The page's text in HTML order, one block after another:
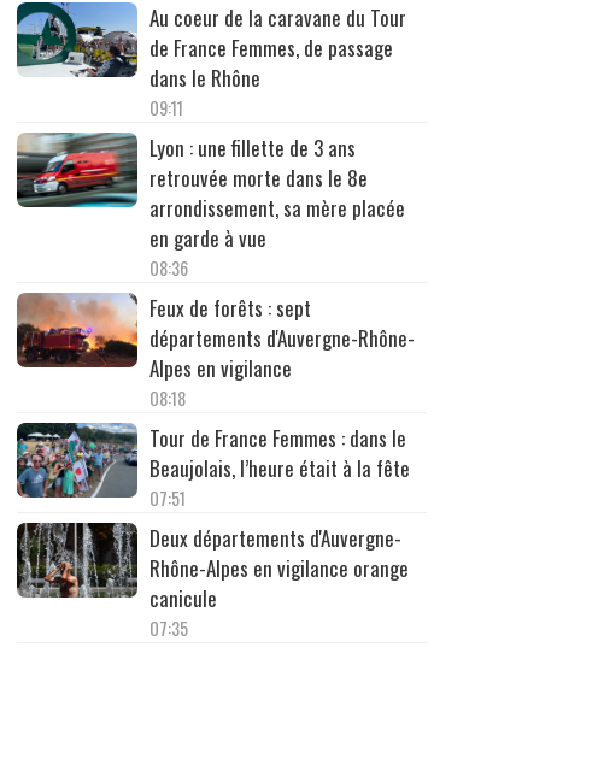
Au coeur de la caravane du Tour
de France Femmes, de passage
dans le Rhône
09:11
Lyon : une fillette de 3 ans
retrouvée morte dans le 8e
arrondissement, sa mère placée
en garde à vue
08:36
Feux de forêts : sept
départements d'Auvergne-Rhône-
Alpes en vigilance
08:18
Tour de France Femmes : dans le
Beaujolais, l’heure était à la fête
07:51
Deux départements d'Auvergne-
Rhône-Alpes en vigilance orange
canicule
07:35